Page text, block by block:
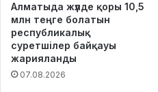
Алматыда жүлде қоры 10,5
млн теңге болатын
республикалық
суретшілер байқауы
жарияланды
07.08.2026